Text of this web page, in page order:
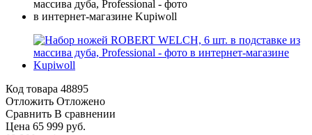
Код товара 48895
Отложить Отложено
Сравнить В сравнении
Цена 65 999 руб.